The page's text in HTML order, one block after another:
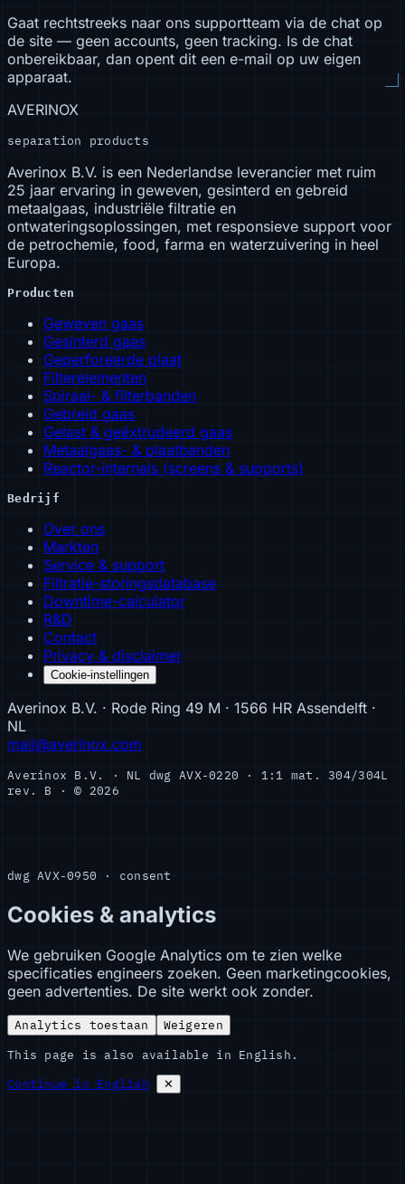
Gaat rechtstreeks naar ons supportteam via de chat op
de site — geen accounts, geen tracking. Is de chat
onbereikbaar, dan opent dit een e-mail op uw eigen
apparaat.
AVERINOX
separation products
Averinox B.V. is een Nederlandse leverancier met ruim
25 jaar ervaring in geweven, gesinterd en gebreid
metaalgaas, industriële filtratie en
ontwateringsoplossingen, met responsieve support voor
de petrochemie, food, farma en waterzuivering in heel
Europa.
Producten
Geweven gaas
Gesinterd gaas
Geperforeerde plaat
Filterelementen
Spiraal- & filterbanden
Gebreid gaas
Gelast & geëxtrudeerd gaas
Metaalgaas- & plaatbanden
Reactor-internals (screens & supports)
Bedrijf
Over ons
Markten
Service & support
Filtratie-storingsdatabase
Downtime-calculator
R&D
Contact
Privacy & disclaimer
Cookie-instellingen
Averinox B.V. · Rode Ring 49 M · 1566 HR Assendelft ·
NL
mail@averinox.com
Averinox B.V. · NL dwg AVX-0220 · 1:1 mat. 304/304L
rev. B · © 2026
dwg AVX-0950 · consent
Cookies & analytics
We gebruiken Google Analytics om te zien welke
specificaties engineers zoeken. Geen marketingcookies,
geen advertenties. De site werkt ook zonder.
Analytics toestaan
Weigeren
This page is also available in English.
Continue in English
✕